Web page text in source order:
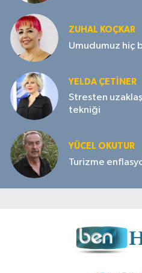
ZUHAL KOÇKAR
Umudumuz hiç
YELDA ÇETİNER
Stresten
tekniği
YÜCEL OKUTUR
Turizme